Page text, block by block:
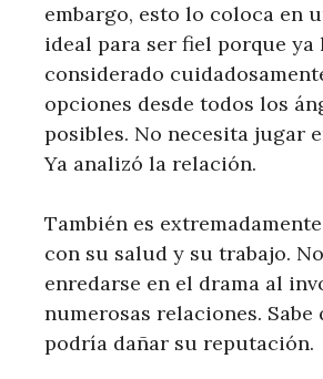
embargo, esto lo coloca en
ideal para ser fiel porque ya
considerado
opciones desde todos los
posibles. No necesita jugar
Ya analizó la relación.
También es
con su salud y su trabajo.
enredarse en el drama al
numerosas relaciones. Sabe
podría dañar su reputación.